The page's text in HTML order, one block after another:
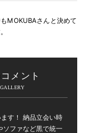
MOKUBAさんと決めて
メント
す！ 納品立会い時
ソファなど黒で統一